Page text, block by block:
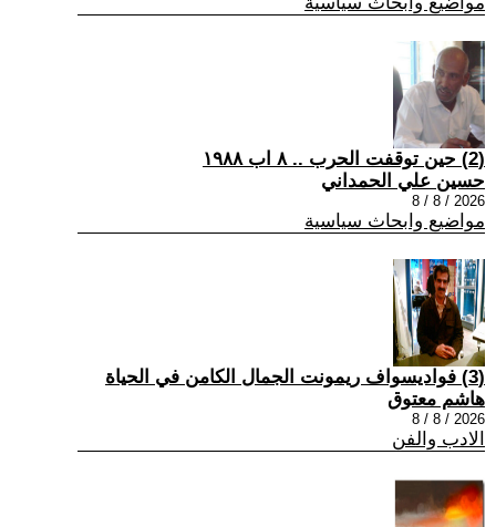
(2) حين توقفت الحرب .. ٨ اب ١٩٨٨
حسين علي الحمداني
2026 / 8 / 8
مواضيع وابحاث سياسية
(3) فواديسواف ريمونت الجمال الكامن في الحياة
هاشم معتوق
2026 / 8 / 8
الادب والفن